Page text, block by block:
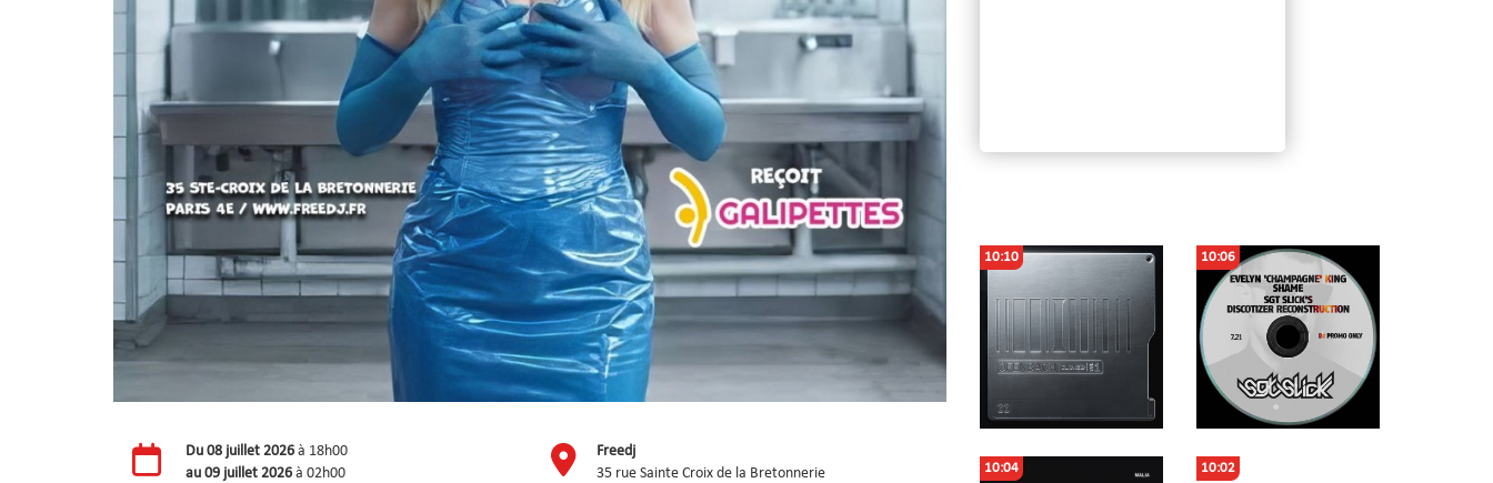
Du 08 juillet 2026 à 18h00
au 09 juillet 2026 à 02h00
Freedj
35 rue Sainte Croix de la Bretonnerie
10:10 10:06
10:04 10:02